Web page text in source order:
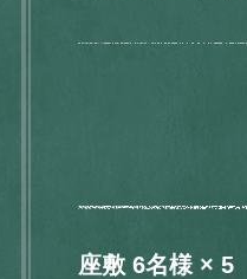
座敷 6名様 × 5